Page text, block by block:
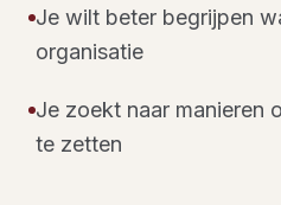
Je wilt beter begrijpen
organisatie
Je zoekt naar manieren
te zetten